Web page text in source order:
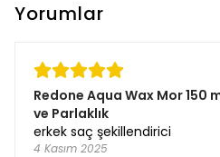
Yorumlar
Redone Aqua Wax Mor 150
ve Parlaklık
erkek saç şekillendirici
4 Kasım 2025